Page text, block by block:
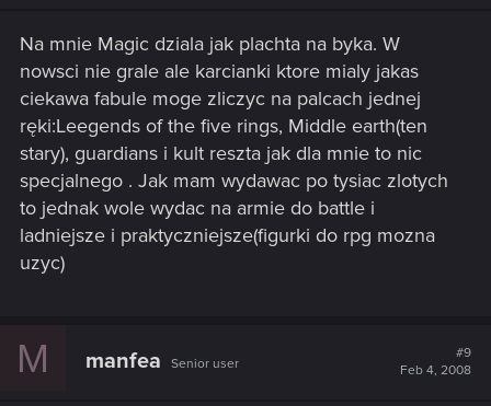
Na mnie Magic dziala jak plachta na byka. W
nowsci nie grale ale karcianki ktore mialy jakas
ciekawa fabule moge zliczyc na palcach jednej
ręki:Leegends of the five rings, Middle earth(ten
stary), guardians i kult reszta jak dla mnie to nic
specjalnego . Jak mam wydawac po tysiac zlotych
to jednak wole wydac na armie do battle i
ladniejsze i praktyczniejsze(figurki do rpg mozna
uzyc)
M manfea Senior user
#9
Feb 4, 2008